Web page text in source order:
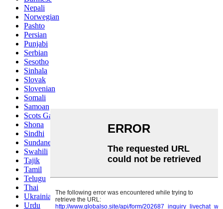
Nepali
Norwegian
Pashto
Persian
Punjabi
Serbian
Sesotho
Sinhala
Slovak
Slovenian
Somali
Samoan
Scots Gaelic
Shona
Sindhi
Sundanese
Swahili
Tajik
Tamil
Telugu
Thai
Ukrainian
Urdu